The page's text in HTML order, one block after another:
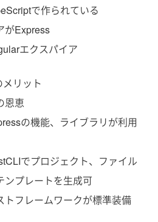
で作られている
がExpress
エクスパイア
リット
恩恵
の機能、ライブラリが利用
でプロジェクト、ファイル
ンプレートを生成可
トフレームワークが標準装備